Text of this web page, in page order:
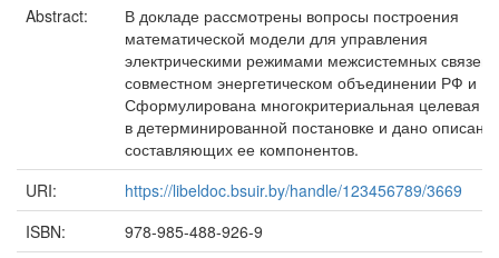
Abstract:
В докладе рассмотрены вопросы построения
математической модели для управления
электрическими режимами межсистемных связей
совместном энергетическом объединении РФ и
Сформулирована многокритериальная целевая
в детерминированной постановке и дано
составляющих ее компонентов.
URI:
https://libeldoc.bsuir.by/handle/123456789/3669
ISBN:
978-985-488-926-9